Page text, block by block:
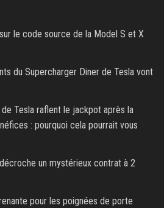
le code source de la Model S et X
du Supercharger Diner de Tesla vont
Tesla raflent le jackpot après la
: pourquoi cela pourrait vous
un mystérieux contrat à 2
pour les poignées de porte